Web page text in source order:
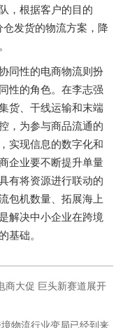
，根据客户的目的
发货的物流方案，降
同性的电商物流则扮
性的角色。在李志强
货、干线运输和末端
，为参与商品流通的
实现信息的数字化和
企业要不断提升单量
有将资源进行联动的
包机数量、拓展海上
解决中小企业在跨境
基础。
商大促 巨头新赛道展开
物流行业变局已经到来